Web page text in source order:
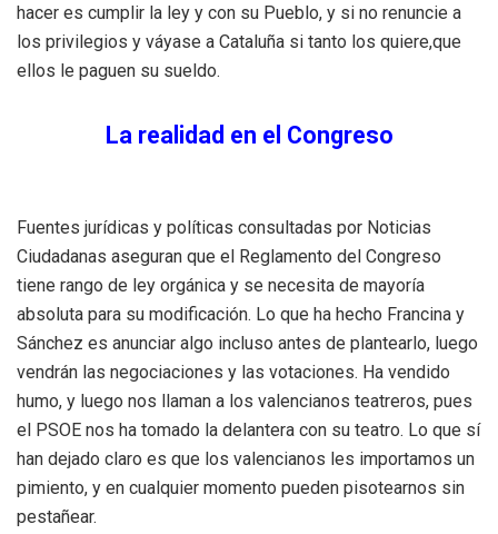
hacer es cumplir la ley y con su Pueblo, y si no renuncie a
los privilegios y váyase a Cataluña si tanto los quiere,que
ellos le paguen su sueldo.
La realidad en el Congreso
Fuentes jurídicas y políticas consultadas por Noticias
Ciudadanas aseguran que el Reglamento del Congreso
tiene rango de ley orgánica y se necesita de mayoría
absoluta para su modificación. Lo que ha hecho Francina y
Sánchez es anunciar algo incluso antes de plantearlo, luego
vendrán las negociaciones y las votaciones. Ha vendido
humo, y luego nos llaman a los valencianos teatreros, pues
el PSOE nos ha tomado la delantera con su teatro. Lo que sí
han dejado claro es que los valencianos les importamos un
pimiento, y en cualquier momento pueden pisotearnos sin
pestañear.